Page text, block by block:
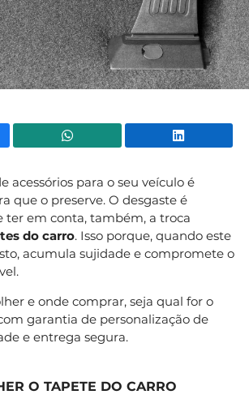
Facebook WhatsApp
acessórios para o seu veículo é
que o preserve. O desgaste é
ter em conta, também, a troca
do carro. Isso porque, quando este
acumula sujidade e compromete o
e onde comprar, seja qual for o
garantia de personalização de
e entrega segura.
O TAPETE DO CARRO